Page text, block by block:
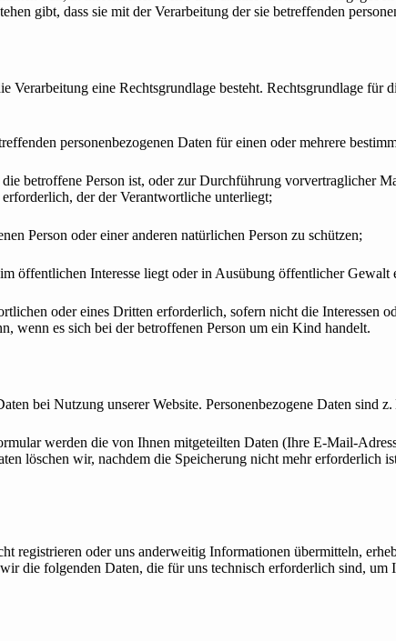
gibt, dass sie mit der Verarbeitung der sie betreffenden
Verarbeitung eine Rechtsgrundlage besteht. Rechtsgrundlage
personenbezogenen Daten für einen oder mehrere
betroffene Person ist, oder zur Durchführung vorvertraglicher
der der Verantwortliche unterliegt;
Person oder einer anderen natürlichen Person zu schützen;
öffentlichen Interesse liegt oder in Ausübung öffentlicher
oder eines Dritten erforderlich, sofern nicht die Interessen
wenn es sich bei der betroffenen Person um ein Kind handelt.
bei Nutzung unserer Website. Personenbezogene Daten sind
werden die von Ihnen mitgeteilten Daten (Ihre E-Mail-
löschen wir, nachdem die Speicherung nicht mehr erforderlich
registrieren oder uns anderweitig Informationen übermitteln,
die folgenden Daten, die für uns technisch erforderlich sind,